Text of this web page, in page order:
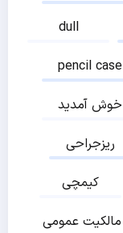
dull
pencil case
خوش آمدید
ریزجراحی
کیمچی
مالکیت عمومی